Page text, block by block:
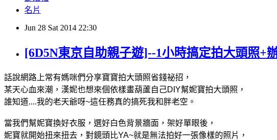
名片
Jun 28 Sat 2014 22:30
[6D5N東京自助親子遊]--1小時搞定拍大頭照+
話說網路上常有媽咪們分享寶寶拍大頭照省錢祕招，
某天心血來潮，漢妮也想來個依樣畫葫蘆自己DIY幫妮寶拍大頭照，
誰知道....我的老天爺呀~這任務真的搞死我和胖老空。
當我們幫妮寶換好衣服，選好白色背景牆面，架好單眼後，
妮寶就開始扭來扭去，對鏡頭比YA~就是無法拍好一張像樣的照片，